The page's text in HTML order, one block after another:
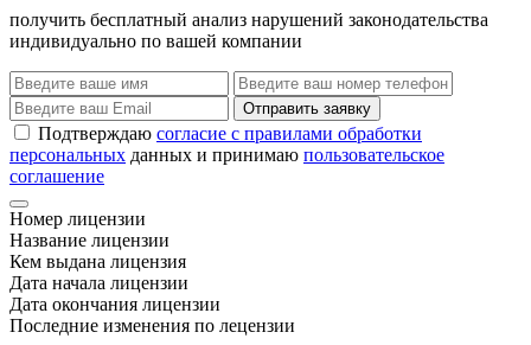
получить бесплатный анализ нарушений законодательства
индивидуально по вашей компании
Отправить заявку
Подтверждаю согласие с правилами обработки
персональных данных и принимаю пользовательское
соглашение
Номер лицензии
Название лицензии
Кем выдана лицензия
Дата начала лицензии
Дата окончания лицензии
Последние изменения по лецензии